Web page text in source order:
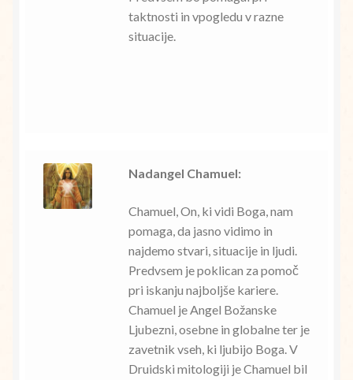
taktnosti in vpogledu v razne
situacije.
Nadangel Chamuel:
Chamuel, On, ki vidi Boga, nam
pomaga, da jasno vidimo in
najdemo stvari, situacije in ljudi.
Predvsem je poklican za pomoč
pri iskanju najboljše kariere.
Chamuel je Angel Božanske
Ljubezni, osebne in globalne ter je
zavetnik vseh, ki ljubijo Boga. V
Druidski mitologiji je Chamuel bil